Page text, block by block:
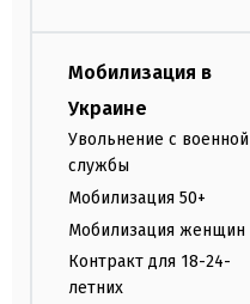
Мобилизация в
Украине
Увольнение с военной
службы
Мобилизация 50+
Мобилизация женщин
Контракт для 18-24-
летних